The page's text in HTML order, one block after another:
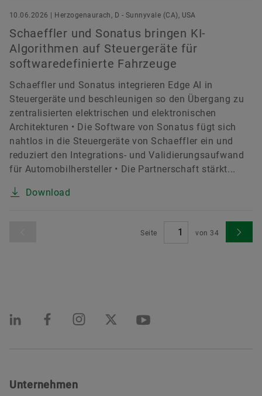
10.06.2026 | Herzogenaurach, D - Sunnyvale (CA), USA
Schaeffler und Sonatus bringen KI-
Algorithmen auf Steuergeräte für
softwaredefinierte Fahrzeuge
Schaeffler und Sonatus integrieren Edge AI in
Steuergeräte und beschleunigen so den Übergang zu
zentralisierten elektrischen und elektronischen
Architekturen • Die Software von Sonatus fügt sich
nahtlos in die Steuergeräte von Schaeffler ein und
reduziert den Integrations- und Validierungsaufwand
für Automobilhersteller • Die Partnerschaft stärkt...
Download
Seite von 34
Unternehmen